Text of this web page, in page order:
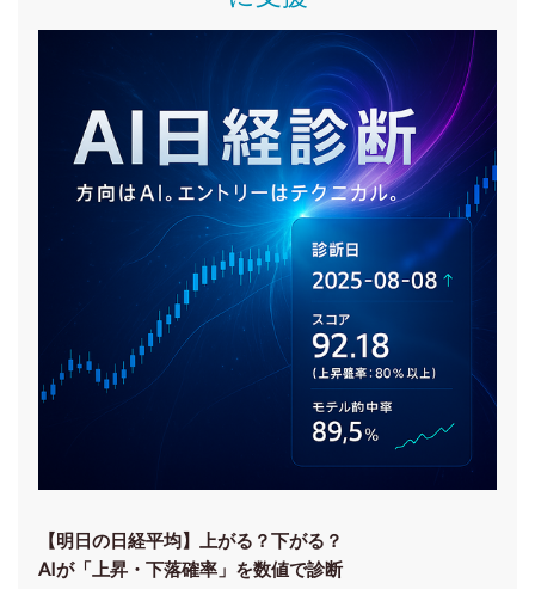
【明日の⽇経平均】上がる？下がる？
AIが「上昇・下落確率」を数値で診断